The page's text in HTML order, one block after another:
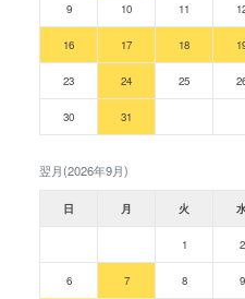
9 10 11
16 17 18
23 24 25
30 31
翌月(2026年9月)
日 月 火
1 2
6 7 8 9